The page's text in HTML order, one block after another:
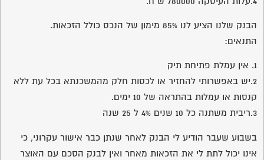
הבנק שלנו הציע לנו 85% מימון של הנכס כולל הזכאות.
התנאים:
2.יש באפשרותי להחזיר או לכסות חלק מהמשכנתא בכל עת ללא
קנסות או עמלות בהתראה של 10 ימים.
בשבוע שעבר הודיע לי הבנק לאחר שנתן כבר אישור עקרוני, כי
אינו יכול לתת לי את הזכאות מאחר ואין לבנק הסכם עם האוצר